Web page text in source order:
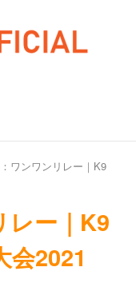
ワンワンリレー｜K9
レー｜K9
2021